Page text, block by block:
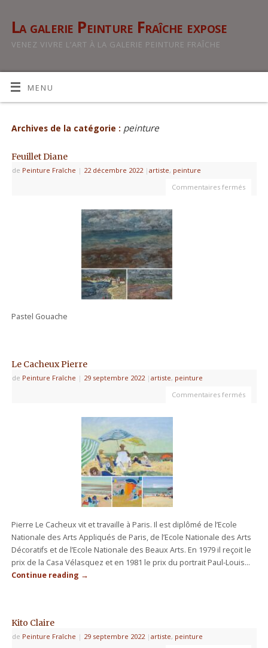
La galerie Peinture Fraîche expose
VENEZ VIVRE L’ART À LA GALERIE PEINTURE FRAÎCHE
MENU
Archives de la catégorie : peinture
Feuillet Diane
de Peinture Fraîche | 22 décembre 2022 | artiste, peinture
Commentaires fermés
Pastel Gouache
Le Cacheux Pierre
de Peinture Fraîche | 29 septembre 2022 | artiste, peinture
Commentaires fermés
Pierre Le Cacheux vit et travaille à Paris. Il est diplômé de l’Ecole
Nationale des Arts Appliqués de Paris, de l’Ecole Nationale des Arts
Décoratifs et de l’Ecole Nationale des Beaux Arts. En 1979 il reçoit le
prix de la Casa Vélasquez et en 1981 le prix du portrait Paul-Louis…
Continue reading →
Kito Claire
de Peinture Fraîche | 29 septembre 2022 | artiste, peinture